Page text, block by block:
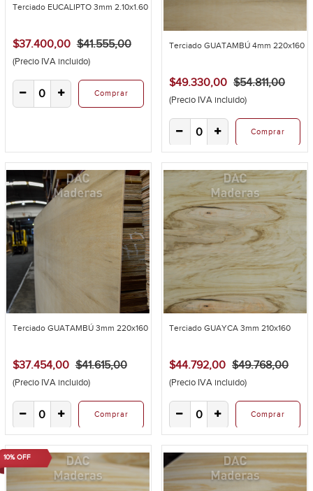
Terciado EUCALIPTO 3mm 2.10x1.60
$37.400,00 $41.555,00
(Precio IVA incluido)
Comprar
Terciado GUATAMBÚ 4mm 220x160
$49.330,00 $54.811,00
(Precio IVA incluido)
Comprar
Terciado GUATAMBÚ 3mm 220x160
$37.454,00 $41.615,00
(Precio IVA incluido)
Comprar
Terciado GUAYCA 3mm 210x160
$44.792,00 $49.768,00
(Precio IVA incluido)
Comprar
10% OFF